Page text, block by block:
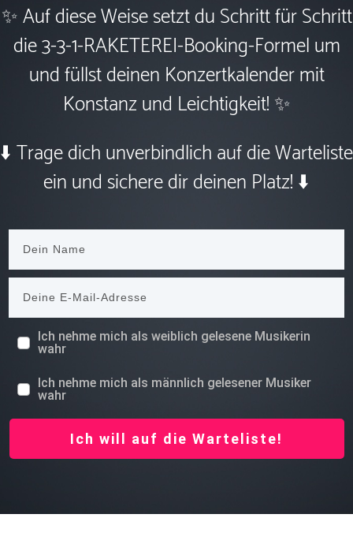
✨ Auf diese Weise setzt du Schritt für Schritt
die 3-3-1-RAKETEREI-Booking-Formel um
und füllst deinen Konzertkalender mit
Konstanz und Leichtigkeit! ✨
⬇️ Trage dich unverbindlich auf die Warteliste
ein und sichere dir deinen Platz! ⬇️
Ich nehme mich als weiblich gelesene Musikerin
wahr
Ich nehme mich als männlich gelesener Musiker
wahr
Ich will auf die Warteliste!